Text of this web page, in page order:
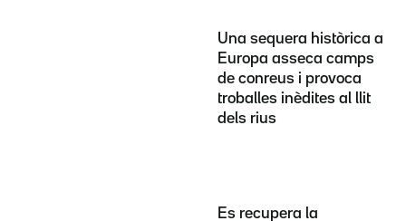
Una sequera històrica a
Europa asseca camps
de conreus i provoca
troballes inèdites al llit
dels rius
Es recupera la